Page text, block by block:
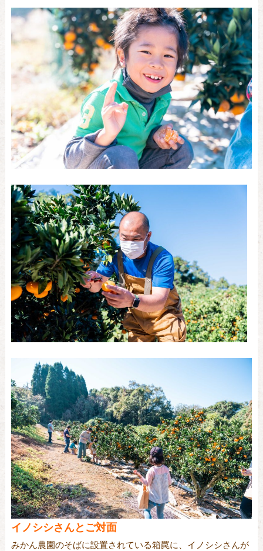
イノシシさんとご対面
みかん農園のそばに設置されている箱罠に、イノシシさんが